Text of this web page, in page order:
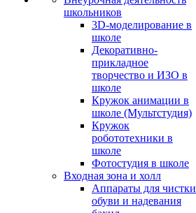
школьников
3D-моделирование в
школе
Декоративно-
прикладное
творчество и ИЗО в
школе
Кружок анимации в
школе (Мультстудия)
Кружок
робототехники в
школе
Фотостудия в школе
Входная зона и холл
Аппараты для чистки
обуви и надевания